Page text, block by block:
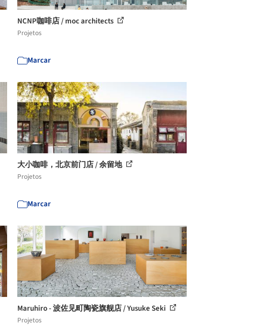
NCNP咖啡店 / moc architects
Projetos
Marcar
大小咖啡，北京前门店 / 余留地
Projetos
Marcar
Maruhiro - 波佐见町陶瓷旗舰店 / Yusuke Seki
Projetos